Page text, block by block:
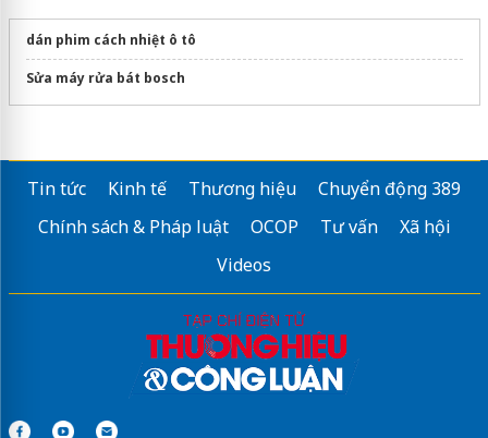
dán phim cách nhiệt ô tô
Sửa máy rửa bát bosch
Tin tức Kinh tế Thương hiệu
Chuyển động 389
Chính sách & Pháp luật
OCOP Tư vấn
Xã hội
Videos